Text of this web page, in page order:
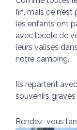
fin, mais ce
les enfants ont
avec l’école de
leurs valises
notre camping.
Ils repartent
souvenirs
Rendez-vous